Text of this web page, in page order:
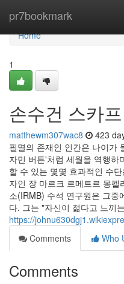
pr7bookmark
Home
Home
1
손수건 스카프
matthewm307wac8 423
필멸의 존재인 인간은 나이가
자민 버튼'처럼 세월을 역행
할 수 있는 몇몇 효과적인 수
자인 장 마르크 르메트르 몽
소(IRMB) 수석 연구원은 그중
다. 그는 "자신이 젊다고 느끼
https://
Comments
Who
Comments